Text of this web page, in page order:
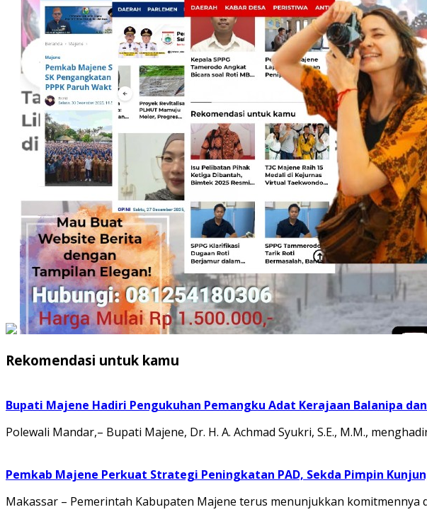
Rekomendasi untuk kamu
Bupati Majene Hadiri Pengukuhan Pemangku Adat Kerajaan Balanipa
Polewali Mandar,– Bupati Majene, Dr. H. A. Achmad Syukri, S.E., M.M.,
Pemkab Majene Perkuat Strategi Peningkatan PAD, Sekda Pimpin
Makassar – Pemerintah Kabupaten Majene terus menunjukkan